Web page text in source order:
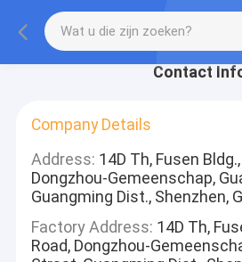
Contact
Company Details
Address: 14D Th, Fusen
Dongzhou-Gemeenschap,
Guangming Dist., Shenzhen,
Factory Address: 14D Th,
Road, Dongzhou-